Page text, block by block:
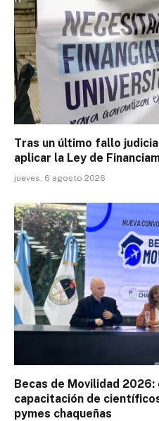
Tras un último fallo
aplicar la Ley de
jueves, 6 agosto 2026
Becas de Movilidad 2026:
capacitación de
pymes chaqueñas